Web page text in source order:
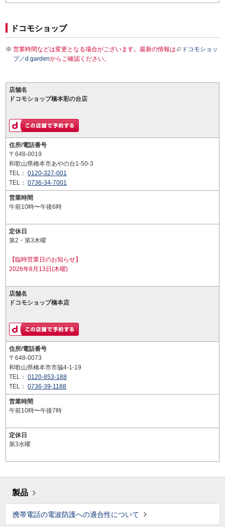
ドコモショップ
営業時間などは変更となる場合がございます。最新の情報は
ドコモショッ
プ／d gardenからご確認ください。
店舗名
ドコモショップ橋本彩の台店
住所/電話番号
〒648-0019
和歌山県橋本市あやの台1-50-3
TEL： 0120-327-001
TEL： 0736-34-7001
営業時間
午前10時〜午後6時
定休日
第2・第3木曜
【臨時営業日のお知らせ】
2026年8月13日(木曜)
店舗名
ドコモショップ橋本店
住所/電話番号
〒648-0073
和歌山県橋本市市脇4-1-19
TEL： 0120-853-188
TEL： 0736-39-1188
営業時間
午前10時〜午後7時
定休日
第3水曜
製品
携帯電話の電波防護への適合性について